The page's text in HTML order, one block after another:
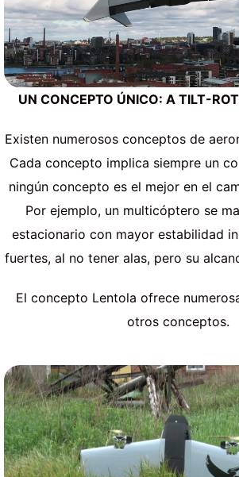
UN CONCEPTO ÚNICO: A TILT-
Existen numerosos conceptos de
Cada concepto implica siempre un
ningún concepto es el mejor en el
Por ejemplo, un multicóptero se
estacionario con mayor estabilidad
fuertes, al no tener alas, pero su
El concepto Lentola ofrece
otros conceptos.